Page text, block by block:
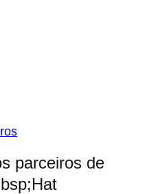
parceiros de